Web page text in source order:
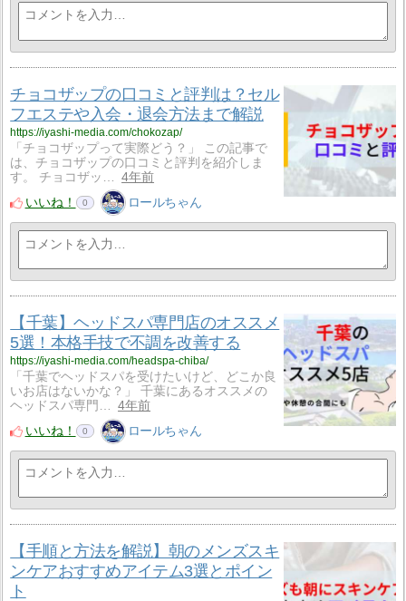
チョコザップの口コミと評判は？セル
フエステや入会・退会方法まで解説
https://iyashi-media.com/chokozap/
「チョコザップって実際どう？」 この記事で
は、チョコザップの口コミと評判を紹介しま
す。 チョコザッ…
4年前
いいね！
0 ロールちゃん
【千葉】ヘッドスパ専門店のオススメ
5選！本格手技で不調を改善する
https://iyashi-media.com/headspa-chiba/
「千葉でヘッドスパを受けたいけど、どこか良
いお店はないかな？」 千葉にあるオススメの
ヘッドスパ専門…
4年前
いいね！
0 ロールちゃん
【手順と方法を解説】朝のメンズスキ
ンケアおすすめアイテム3選とポイン
ト